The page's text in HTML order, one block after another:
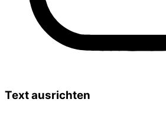
Text ausrichten